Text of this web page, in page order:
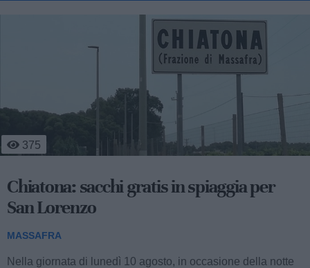
713
Emergenza caldo Massafra: un aiuto per
anziani e fragili
MASSAFRA
Anche per la stagione estiva in corso, l'amministrazione